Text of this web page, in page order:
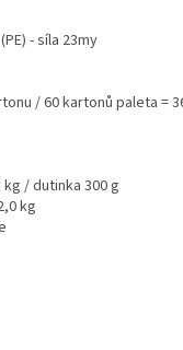
- síla 23my
/ 60 kartonů paleta =
kg / dutinka 300 g
kg